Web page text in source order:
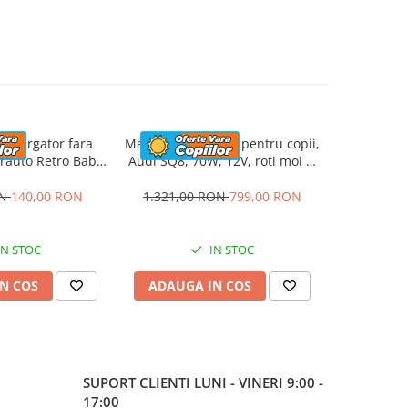
fara
Retro Baby
140,00 RON
STOC
COS
Masinuta electrica pentru copii,
Audi SQ8, 70W, 12V, roti moi si
1.321,00 RON799,00 RON
IN STOC
ADAUGA IN COS
SUPORT CLIENTI LUNI - VINERI 9:00 -
17:00